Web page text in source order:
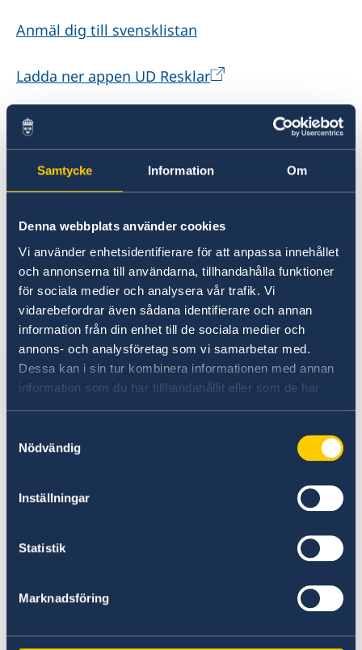
Samtycke Information Om
Denna webbplats använder cookies
Vi använder enhetsidentifierare för att anpassa innehållet
och annonserna till användarna, tillhandahålla funktioner
för sociala medier och analysera vår trafik. Vi
vidarebefordrar även sådana identifierare och annan
information från din enhet till de sociala medier och
annons- och analysföretag som vi samarbetar med.
Dessa kan i sin tur kombinera informationen med annan
information som du har tillhandahållit eller som de har
samlat in när du har använt deras tjänster.
Nödvändig
Inställningar
Statistik
Marknadsföring
Anmäl dig till svensklistan
Ladda ner appen UD Resklar
Kontanter och bankomater
större städer. Det går också att växla på
växlingskontor i de större städerna från USD,
EUR, GBP eller ZAR, om du inte vill ta ut pengar
tar kreditkort, främst VISA, men inte alla. Med
Mastercard kan det vara svårt att ta ut pengar
och betala.
Kontrollera ditt bankutdrag när du kommit
hem om du använt kreditkort.
Det har ibland förekommit svårigheter att
betala och ta ut kontanter med bankkort i
landet. Besökare rekommenderas att ta med
för att växla till lokal valuta på plats.
Lokala engelskspråkiga medier